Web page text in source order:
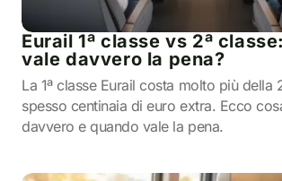
Eurail 1ª classe vs 2ª
vale davvero la pena?
La 1ª classe Eurail costa molto più della
spesso centinaia di euro extra. Ecco
davvero e quando vale la pena.